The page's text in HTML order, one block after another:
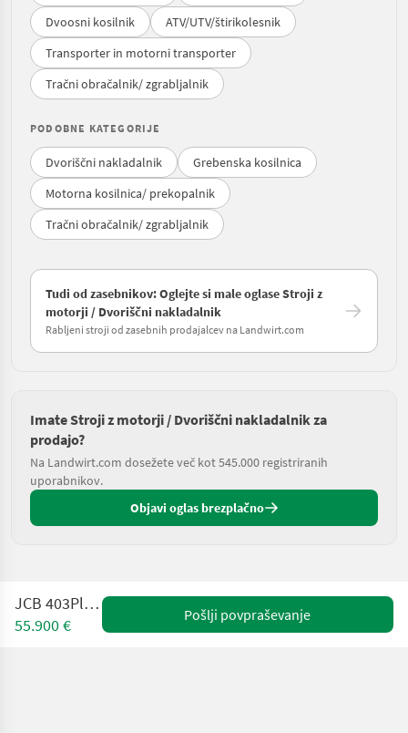
Dvoosni kosilnik
ATV/UTV/štirikolesnik
Transporter in motorni transporter
Tračni obračalnik/ zgrabljalnik
PODOBNE KATEGORIJE
Dvoriščni nakladalnik
Grebenska kosilnica
Motorna kosilnica/ prekopalnik
Tračni obračalnik/ zgrabljalnik
Tudi od zasebnikov: Oglejte si male oglase Stroji z
motorji / Dvoriščni nakladalnik
Rabljeni stroji od zasebnih prodajalcev na Landwirt.com
Imate Stroji z motorji / Dvoriščni nakladalnik za
prodajo?
Na Landwirt.com dosežete več kot 545.000 registriranih
uporabnikov.
Objavi oglas brezplačno
JCB 403Plus Agri
55.900 €
Pošlji povpraševanje